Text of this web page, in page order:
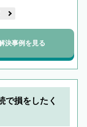
決事例を見る
で損をしたく